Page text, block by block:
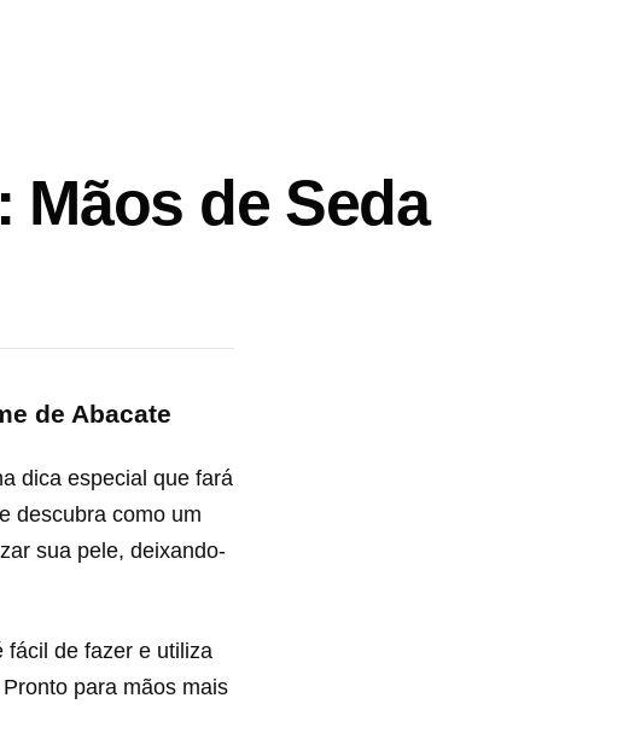
Mãos de Seda
de Abacate
dica especial que fará
descubra como um
sua pele, deixando-
fácil de fazer e utiliza
para mãos mais